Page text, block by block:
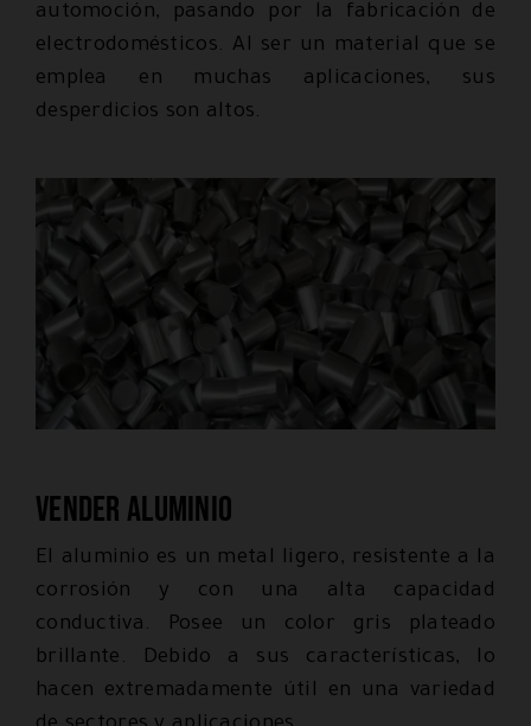
automoción, pasando por la fabricación de
electrodomésticos. Al ser un material que se
emplea en muchas aplicaciones, sus
desperdicios son altos.
Vender aluminio
El aluminio es un metal ligero, resistente a la
corrosión y con una alta capacidad
conductiva. Posee un color gris plateado
brillante. Debido a sus características, lo
hacen extremadamente útil en una variedad